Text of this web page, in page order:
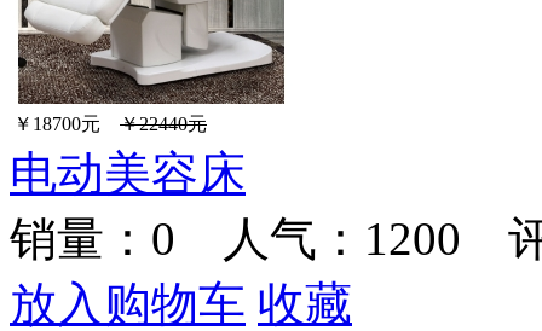
￥18700元 ￥22440元
电动美容床
销量： 0 人气：1200
放入购物车 收藏